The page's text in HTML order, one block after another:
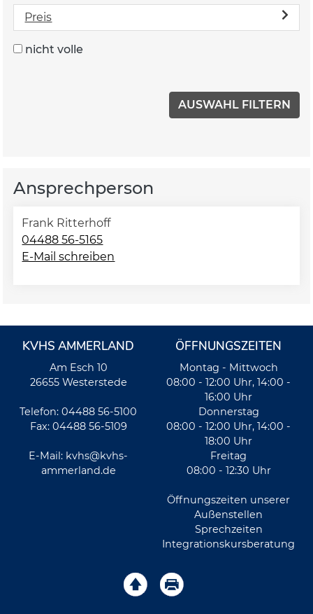
Preis
nicht volle
Ansprechperson
Frank Ritterhoff
04488 56-5165
E-Mail schreiben
KVHS AMMERLAND
Am Esch 10
26655 Westerstede
Telefon: 04488 56-5100
Fax: 04488 56-5109
E-Mail: kvhs@kvhs-
ammerland.de
ÖFFNUNGSZEITEN
Montag - Mittwoch
08:00 - 12:00 Uhr, 14:00 -
16:00 Uhr
Donnerstag
08:00 - 12:00 Uhr, 14:00 -
18:00 Uhr
Freitag
08:00 - 12:30 Uhr
Öffnungszeiten unserer
Außenstellen
Sprechzeiten
Integrationskursberatung